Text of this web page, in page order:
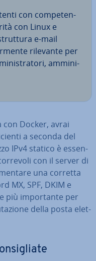
con com­pe­ten­
con Linux e
e-mail
rilevante per
am­mi­ni­
Docker, avrai
a seconda del
IPv4 statico è es­sen­
con il server di
una corretta
MX, SPF, DKIM e
più im­por­tan­te per
della posta elet­